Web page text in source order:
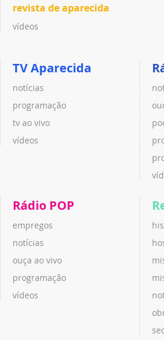
revista de aparecida
vídeos
TV Aparecida
notícias
programação
tv ao vivo
vídeos
Rádio POP
empregos
notícias
ouça ao vivo
programação
vídeos